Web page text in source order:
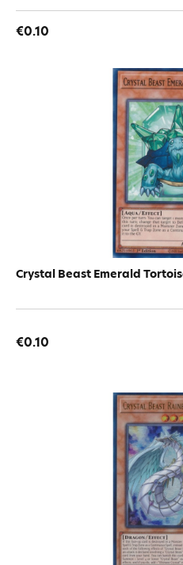
€0.10
Crystal Beast Emerald
€0.10